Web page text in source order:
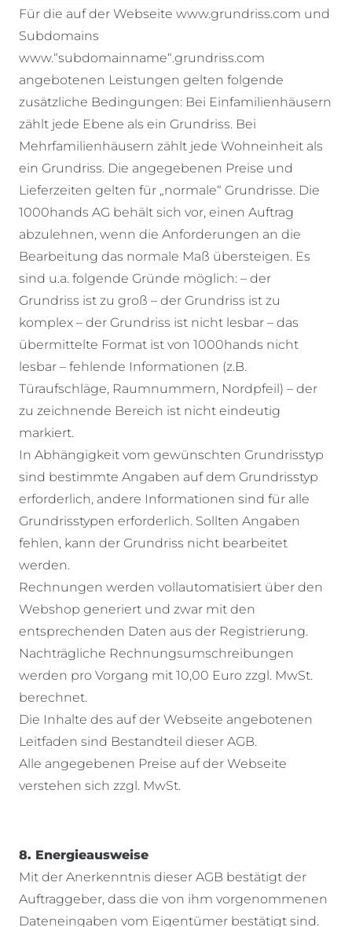
Für die auf der Webseite www.grundriss.com und
Subdomains
www.“subdomainname“.grundriss.com
angebotenen Leistungen gelten folgende
zusätzliche Bedingungen: Bei Einfamilienhäusern
zählt jede Ebene als ein Grundriss. Bei
Mehrfamilienhäusern zählt jede Wohneinheit als
ein Grundriss. Die angegebenen Preise und
Lieferzeiten gelten für „normale“ Grundrisse. Die
1000hands AG behält sich vor, einen Auftrag
abzulehnen, wenn die Anforderungen an die
Bearbeitung das normale Maß übersteigen. Es
sind u.a. folgende Gründe möglich: – der
Grundriss ist zu groß – der Grundriss ist zu
komplex – der Grundriss ist nicht lesbar – das
übermittelte Format ist von 1000hands nicht
lesbar – fehlende Informationen (z.B.
Türaufschläge, Raumnummern, Nordpfeil) – der
zu zeichnende Bereich ist nicht eindeutig
markiert.
In Abhängigkeit vom gewünschten Grundrisstyp
sind bestimmte Angaben auf dem Grundrisstyp
erforderlich, andere Informationen sind für alle
Grundrisstypen erforderlich. Sollten Angaben
fehlen, kann der Grundriss nicht bearbeitet
werden.
Rechnungen werden vollautomatisiert über den
Webshop generiert und zwar mit den
entsprechenden Daten aus der Registrierung.
Nachträgliche Rechnungsumschreibungen
werden pro Vorgang mit 10,00 Euro zzgl. MwSt.
berechnet.
Die Inhalte des auf der Webseite angebotenen
Leitfaden sind Bestandteil dieser AGB.
Alle angegebenen Preise auf der Webseite
verstehen sich zzgl. MwSt.
8. Energieausweise
Mit der Anerkenntnis dieser AGB bestätigt der
Auftraggeber, dass die von ihm vorgenommenen
Dateneingaben vom Eigentümer bestätigt sind.